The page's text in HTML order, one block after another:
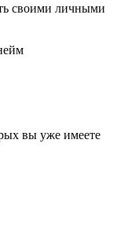
своими личными
вы уже имеете